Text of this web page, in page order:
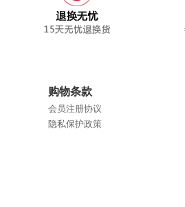
购物条款
会员注册协议
隐私保护政策